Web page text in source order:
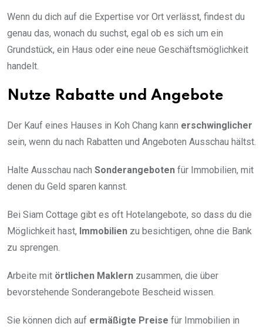
Wenn du dich auf die Expertise vor Ort verlässt, findest du
genau das, wonach du suchst, egal ob es sich um ein
Grundstück, ein Haus oder eine neue Geschäftsmöglichkeit
handelt.
Nutze Rabatte und Angebote
Der Kauf eines Hauses in Koh Chang kann erschwinglicher
sein, wenn du nach Rabatten und Angeboten Ausschau hältst.
Halte Ausschau nach Sonderangeboten für Immobilien, mit
denen du Geld sparen kannst.
Bei Siam Cottage gibt es oft Hotelangebote, so dass du die
Möglichkeit hast, Immobilien zu besichtigen, ohne die Bank
zu sprengen.
Arbeite mit örtlichen Maklern zusammen, die über
bevorstehende Sonderangebote Bescheid wissen.
Sie können dich auf ermäßigte Preise für Immobilien in